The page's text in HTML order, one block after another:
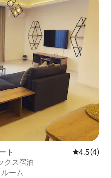
ト レビュー4
4.5 (4)
クス宿泊
ーム